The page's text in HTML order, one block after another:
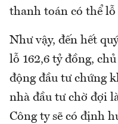
thanh toán có thể lỗ
Như vậy, đến hết
lỗ 162,6 tỷ đồng,
động đầu tư chứng
nhà đầu tư chờ đợi
Công ty sẽ có định